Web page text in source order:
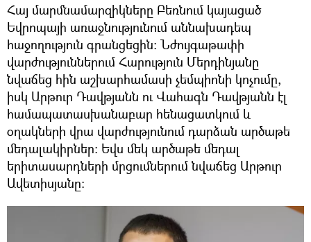
Հայ մարմնամարզիկները Բեռնում կայացած
Եվրոպայի առաջնությունում աննախադեպ
հաջողություն գրանցեցին: Նժույգաթափի
վարժություններում Հարություն Մերդինյանը
նվաճեց հին աշխարհամասի չեմպիոնի կոչումը,
իսկ Արթուր Դավթյանն ու Վահագն Դավթյանն էլ
համապատասխանաբար հենացատկում և
օղակների վրա վարժությունում դարձան արծաթե
մեդալակիրներ: Եվս մեկ արծաթե մեդալ
երիտասարդների մրցումներում նվաճեց Արթուր
Ավետիսյանը: